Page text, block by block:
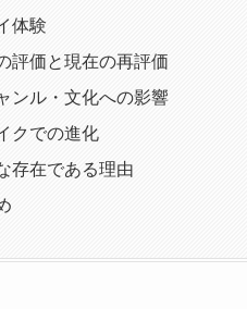
体験
評価と現在の再評価
ンル・文化への影響
クでの進化
存在である理由